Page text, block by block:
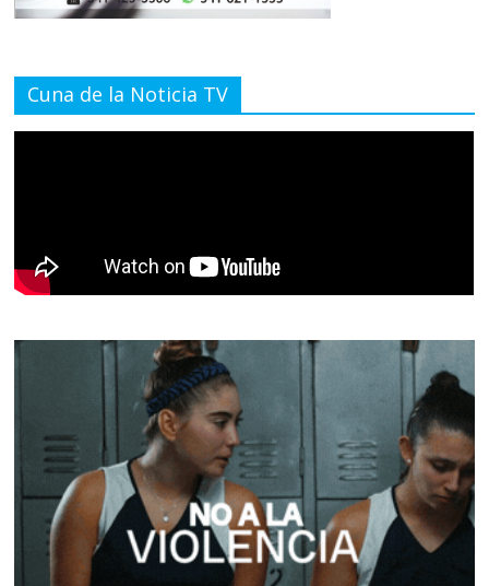
Cuna de la Noticia TV